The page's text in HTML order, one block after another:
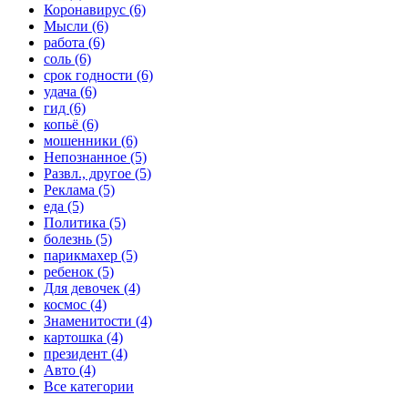
Коронавирус (6)
Мысли (6)
работа (6)
соль (6)
срок годности (6)
удача (6)
гид (6)
копьё (6)
мошенники (6)
Непознанное (5)
Развл., другое (5)
Реклама (5)
еда (5)
Политика (5)
болезнь (5)
парикмахер (5)
ребенок (5)
Для девочек (4)
космос (4)
Знаменитости (4)
картошка (4)
президент (4)
Авто (4)
Все категории